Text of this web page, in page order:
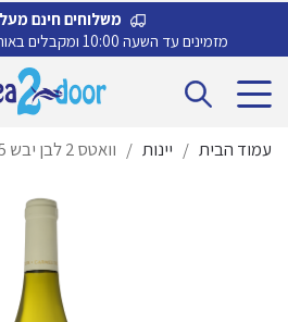
משלוחים חינם מעל 299 ₪.
מזמינים עד השעה 10:00 ומקבלים באותו היום.
דלג
לניווט
לדלג
לתוכן
עמוד הבית / יינות / וואטס 2 לבן יבש 2025